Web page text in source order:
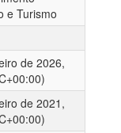
e Turismo
de 2026,
de 2021,